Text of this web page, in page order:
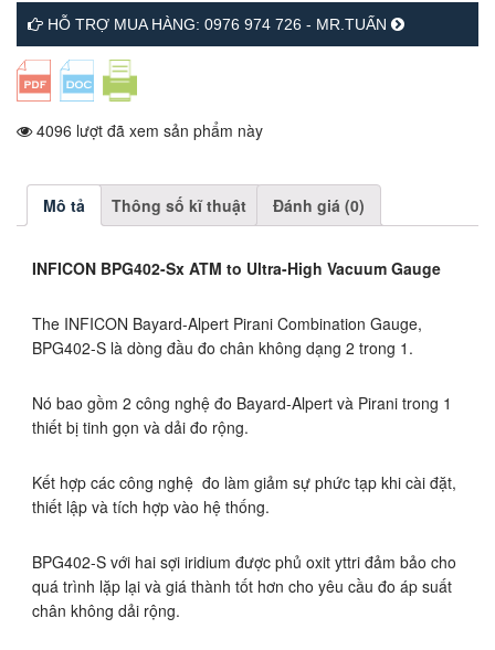
HỖ TRỢ MUA HÀNG: 0976 974 726 - MR.TUẤN
4096 lượt đã xem sản phẩm này
Mô tả Thông số kĩ thuật Đánh giá (0)
INFICON BPG402-Sx ATM to Ultra-High Vacuum Gauge
The INFICON Bayard-Alpert Pirani Combination Gauge,
BPG402-S là dòng đầu đo chân không dạng 2 trong 1.
Nó bao gồm 2 công nghệ đo Bayard-Alpert và Pirani trong 1
thiết bị tinh gọn và dải đo rộng.
Kết hợp các công nghệ đo làm giảm sự phức tạp khi cài đặt,
thiết lập và tích hợp vào hệ thống.
BPG402-S với hai sợi iridium được phủ oxit yttri đảm bảo cho
quá trình lặp lại và giá thành tốt hơn cho yêu cầu đo áp suất
chân không dải rộng.